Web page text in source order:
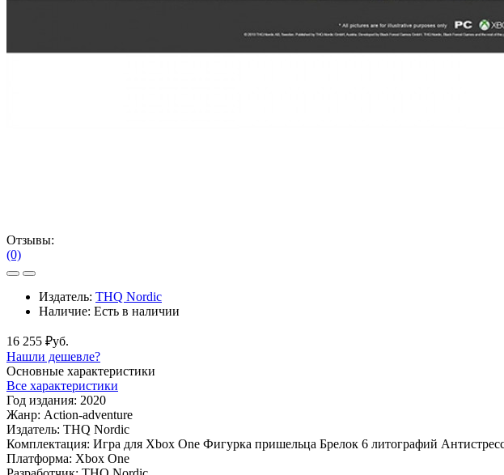
Отзывы:
(0)
Издатель: THQ Nordic
Наличие: Есть в наличии
16 255 ₽уб.
Нашли дешевле?
Основные характеристики
Все характеристики
Год издания: 2020
Жанр: Action-adventure
Издатель: THQ Nordic
Комплектация: Игра для Xbox One Фигурка пришельца Брелок 6 литографий
Платформа: Xbox One